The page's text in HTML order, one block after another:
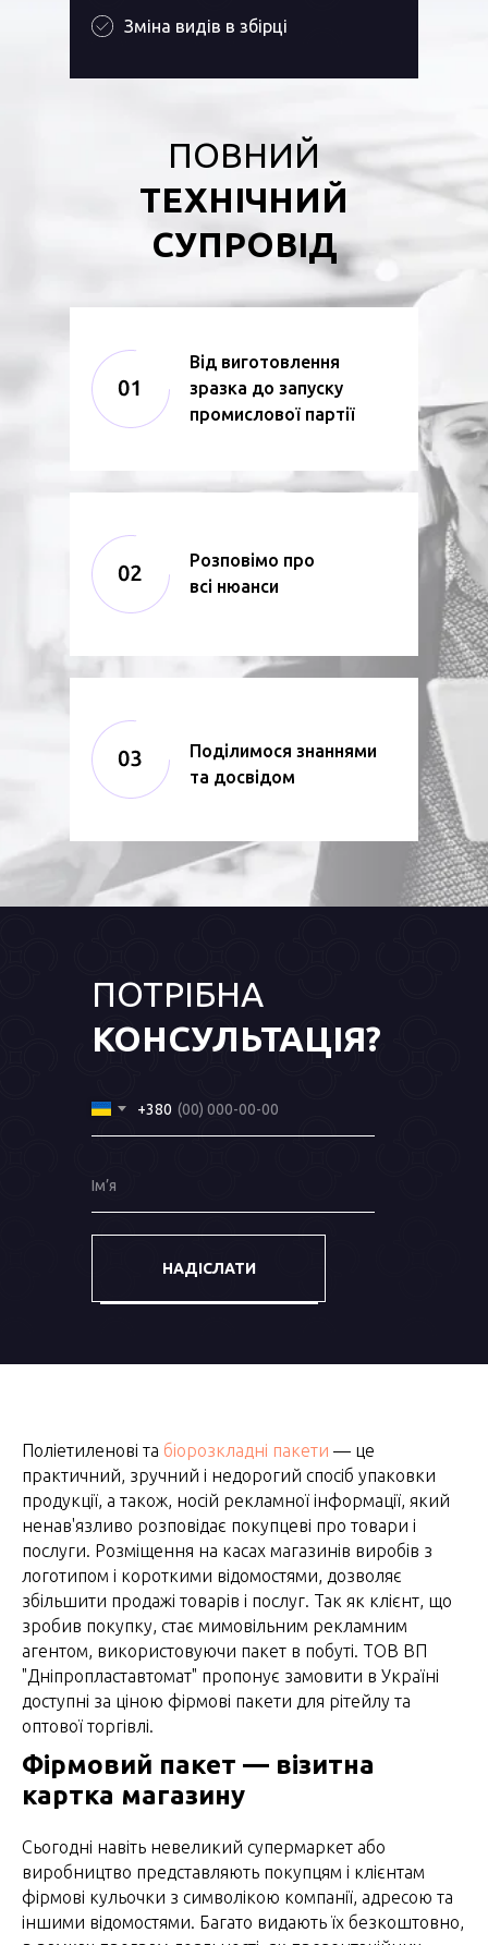
Зміна видів в збірці
ПОВНИЙ
ТЕХНІЧНИЙ
СУПРОВІД
Від виготовлення
зразка до запуску
промислової партії
Розповімо про
всі нюанси
Поділимося знаннями
та досвідом
ПОТРІБНА
КОНСУЛЬТАЦІЯ?
+380
Ім’я
НАДІСЛАТИ
Поліетиленові та біорозкладні пакети — це
практичний, зручний і недорогий спосіб упаковки
продукції, а також, носій рекламної інформації, який
ненав'язливо розповідає покупцеві про товари і
послуги. Розміщення на касах магазинів виробів з
логотипом і короткими відомостями, дозволяє
збільшити продажі товарів і послуг. Так як клієнт, що
зробив покупку, стає мимовільним рекламним
агентом, використовуючи пакет в побуті. ТОВ ВП
"Дніпропластавтомат" пропонує замовити в Україні
доступні за ціною фірмові пакети для рітейлу та
оптової торгівлі.
Фірмовий пакет — візитна
картка магазину
Сьогодні навіть невеликий супермаркет або
виробництво представляють покупцям і клієнтам
фірмові кульочки з символікою компанії, адресою та
іншими відомостями. Багато видають їх безкоштовно,